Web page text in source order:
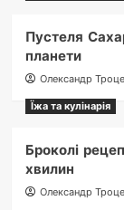
Пустеля
планети
Олександр
Їжа та кулінарія
Броколі
хвилин
Олександр